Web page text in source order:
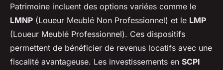
Patrimoine incluent des options variées comme le
LMNP (Loueur Meublé Non Professionnel) et le LMP
(Loueur Meublé Professionnel). Ces dispositifs
permettent de bénéficier de revenus locatifs avec une
fiscalité avantageuse. Les investissements en SCPI